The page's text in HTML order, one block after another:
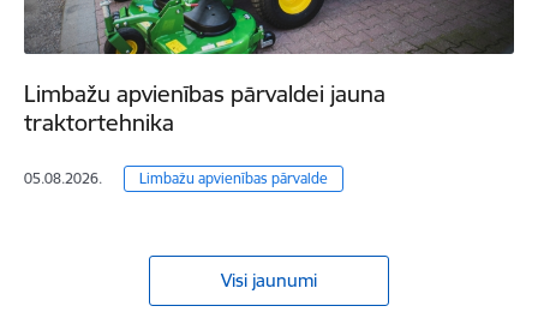
Limbažu apvienības pārvaldei jauna
traktortehnika
05.08.2026. Limbažu apvienības pārvalde
Visi jaunumi